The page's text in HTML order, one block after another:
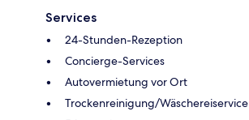
Services
24-Stunden-Rezeption
Concierge-Services
Autovermietung vor Ort
Trockenreinigung/Wäschereiservice